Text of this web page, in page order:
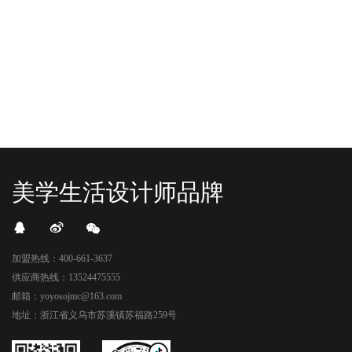
美学生活设计师品牌
加盟热线：400-661-3637
供应商热线：13524475555
邮箱：yoyosojmc@163.com
地址：浙江省义乌市苏溪镇苏福路259号